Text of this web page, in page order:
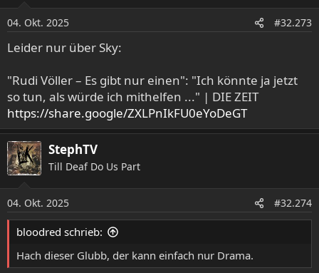
n
e
n
04. Okt. 2025 #32.273
Leider nur über Sky:
"Rudi Völler – Es gibt nur einen": "Ich könnte ja jetzt
so tun, als würde ich mithelfen ..." | DIE ZEIT
https://share.google/ZXLPnIkFU0eYoDeGT
StephTV
Till Deaf Do Us Part
04. Okt. 2025 #32.274
bloodred schrieb:
Hach dieser Glubb, der kann einfach nur Drama.